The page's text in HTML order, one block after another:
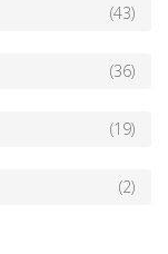
(43)
(36)
(19)
(2)